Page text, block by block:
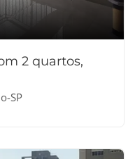
2 quartos,
SP